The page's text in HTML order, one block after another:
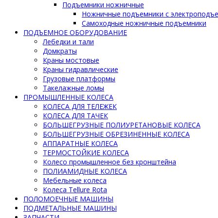
Подъемники ножничные
Ножничные подъемники с
Самоходные ножничные подъемники
ПОДЪЕМНОЕ ОБОРУДОВАНИЕ
Лебедки и тали
Домкраты
Краны мостовые
Краны гидравлические
Грузовые платформы
Такелажные ломы
ПРОМЫШЛЕННЫЕ КОЛЕСА
КОЛЕСА ДЛЯ ТЕЛЕЖЕК
КОЛЕСА ДЛЯ ТАЧЕК
БОЛЬШЕГРУЗНЫЕ ПОЛИУРЕТАНОВЫЕ КОЛЕСА
БОЛЬШЕГРУЗНЫЕ ОБРЕЗИНЕННЫЕ КОЛЕСА
АППАРАТНЫЕ КОЛЕСА
ТЕРМОСТОЙКИЕ КОЛЕСА
Колесо промышленное без кронштейна
ПОЛИАМИДНЫЕ КОЛЕСА
Мебельные колеса
Колеса Tellure Rota
ПОЛОМОЕЧНЫЕ МАШИНЫ
ПОДМЕТАЛЬНЫЕ МАШИНЫ